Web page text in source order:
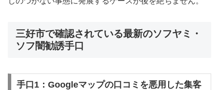
三好市で確認されている最新のソフヤミ・
ソフ闇勧誘手口
手口1：Googleマップの口コミを悪用した集客